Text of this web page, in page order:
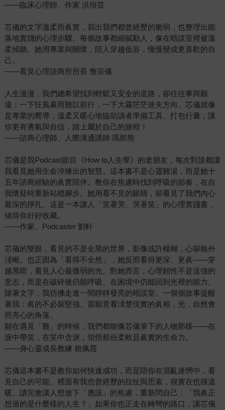
——臨床心理師、作家 洪培芸
芯儀的文字溫柔而眞實，寫出我們都曾經歷的脆弱，也整理出能
落地實踐的心理步驟。每個故事都細膩動人，像在晤談室裡被溫
柔傾聽。她用專業與關懷，陪人穿越低谷，慢慢變成更喜歡的自
己。
——看見心理諮商所所長 詹宗儀
人生漫漫，我們總希望找到輕鬆又安全的道路，卻往往事與願
違：一下狂風暴雨難以前行，一下大霧茫茫迷失方向。芯儀就像
是專業的嚮導，溫柔又暖心地協助讀者準備工具、打包行囊，讓
你更有勇氣與自信，踏上屬於自己的旅程！
——諮商心理師、人際溝通講師 瑪那熊
芯儀是我Podcast節目《How to人生學》的老朋友，每次對談都讓
我看見她用生命淬煉出的智慧。這本書不是心靈雞湯，而是她十
五年諮商經驗的眞實陪伴。教你在焦慮時找到呼吸的節奏，在自
我懷疑時重新站穩腳步。她用看不見的眼睛，卻看見了我們內心
最深的掙扎。這是一本讓人「笑著哭、哭著笑」的心理實踐書，
値得你好好收藏。
——作家、Podcaster 劉軒
芯儀的雙眼，看見的不是全黑的世界，影像或許模糊，心卻格外
淸晰。也正因為「看得不全然」，她反而看得更深、更眞——穿
越黑暗，看見人心最微弱的光。對她而言，心理韌性不是逞強的
意志，而是在破碎後仍能呼吸、在困境中仍能回到光裡的能力。
隨著文字，我彷彿走進一間靜靜發亮的晤談室。一個個故事提醒
著我：眞的不必裝堅強。當願意看淸楚現實的眞相，光，自然會
照亮心的角落。
願在遇見「難」的時候，我們都能像芯儀筆下的人物那樣——在
淚中帶笑，在笑中含淚，領悟那份柔軟且眞實的生命力。
——身心靈成長教練 賴佩霞
芯儀這本書不是教你如何快速成功，而是陪你在混亂迷惘中，看
見自己的可能。裡面有我也曾經歷的拉扯與思索，很實在也很溫
暖。讀完會讓人想放下「應該」的焦慮，重新問自己：「我眞正
想過的是什麼樣的人生？」如果你也正走在轉彎的路口，讓芯儀